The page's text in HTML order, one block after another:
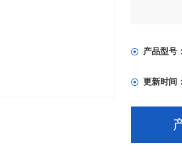
分辨率：
产品型号
更新时间